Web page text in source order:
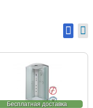
Бесплатная доставка